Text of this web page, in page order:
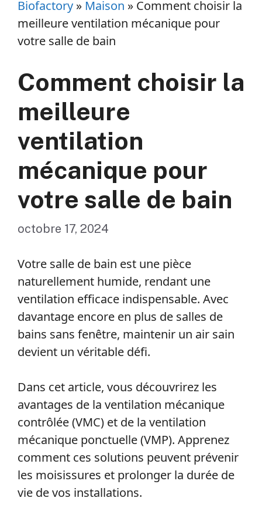
Biofactory » Maison » Comment choisir la
meilleure ventilation mécanique pour
votre salle de bain
Comment choisir la
meilleure
ventilation
mécanique pour
votre salle de bain
octobre 17, 2024
Votre salle de bain est une pièce
naturellement humide, rendant une
ventilation efficace indispensable. Avec
davantage encore en plus de salles de
bains sans fenêtre, maintenir un air sain
devient un véritable défi.
Dans cet article, vous découvrirez les
avantages de la ventilation mécanique
contrôlée (VMC) et de la ventilation
mécanique ponctuelle (VMP). Apprenez
comment ces solutions peuvent prévenir
les moisissures et prolonger la durée de
vie de vos installations.